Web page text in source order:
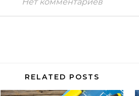
RELATED POSTS